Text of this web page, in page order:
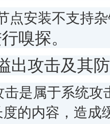
点安装不支持
嗅探。
出攻击及其
击是属于系统
的内容，造成